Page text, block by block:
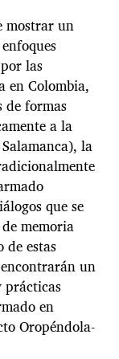
mostrar un
las
en Colombia,
formas
a la
la
que se
memoria
de estas
un
prácticas
en
Oropéndola-